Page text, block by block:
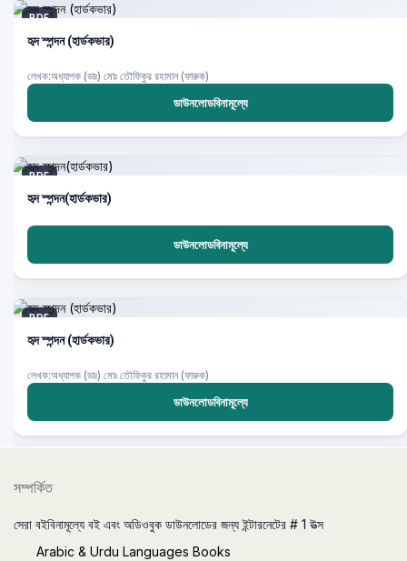
PDF
হৃদ স্পন্দন (হার্ডকভার)
লেখক:অধ্যাপক (ডাঃ) মোঃ তৌফিকুর রহামান (ফারুক)
ডাউনলোডবিনামূল্যে
PDF
হৃদ স্পন্দন(হার্ডকভার)
ডাউনলোডবিনামূল্যে
PDF
হৃদ স্পন্দন (হার্ডকভার)
লেখক:অধ্যাপক (ডাঃ) মোঃ তৌফিকুর রহামান (ফারুক)
ডাউনলোডবিনামূল্যে
সম্পর্কিত
সেরা বইবিনামূল্যে বই এবং অডিওবুক ডাউনলোডের জন্য ইন্টারনেটের # 1 উত্স
Arabic & Urdu Languages Books